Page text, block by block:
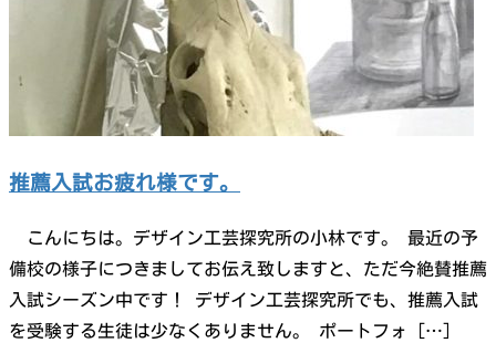
推薦入試お疲れ様です。
こんにちは。デザイン工芸探究所の小林です。 最近の予
備校の様子につきましてお伝え致しますと、ただ今絶賛推薦
入試シーズン中です！ デザイン工芸探究所でも、推薦入試
を受験する生徒は少なくありません。 ポートフォ […]